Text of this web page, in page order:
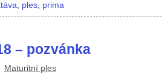
, ples, prima
– pozvánka
Maturitní ples